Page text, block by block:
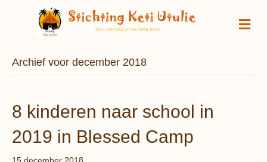
Archief voor december 2018
8 kinderen naar school in
2019 in Blessed Camp